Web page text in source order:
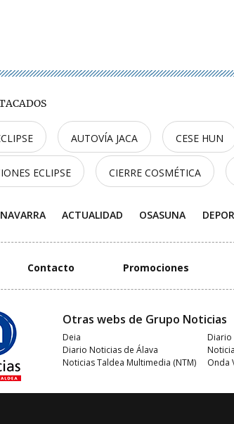
AUTOVÍA JACA CESE HUN
ECLIPSE CIERRE COSMÉTICA
NAVARRA ACTUALIDAD OSASUNA
Contacto Promociones
Otras webs de Grupo Noticias
Deia
Diario
Diario Noticias de Álava
Noticias Taldea Multimedia (NTM)
Onda